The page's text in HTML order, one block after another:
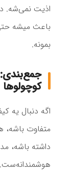
اذیت نمی‌شه.
باعث میشه
بمونه.
جمع‌بندی:
کوچولوها
اگه دنبال
متفاوت